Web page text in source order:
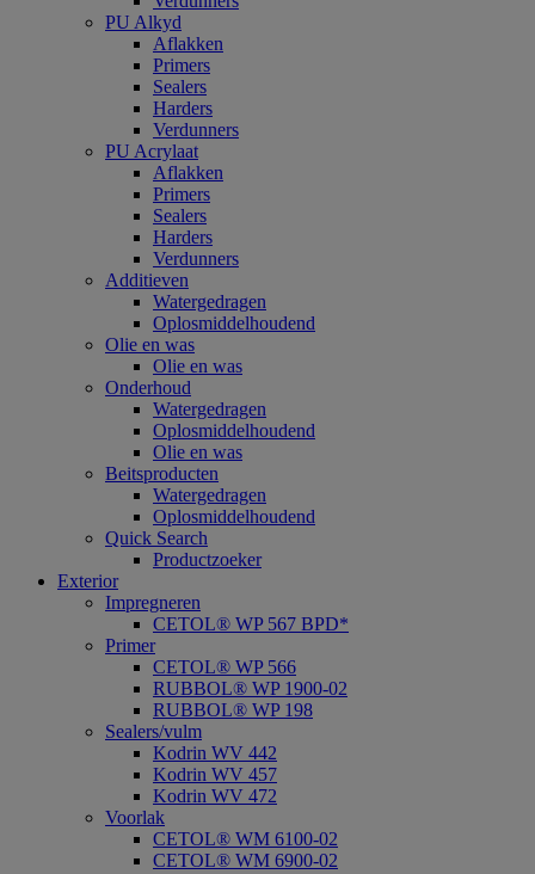
PU Alkyd
Aflakken
Primers
Sealers
Harders
Verdunners
PU Acrylaat
Aflakken
Primers
Sealers
Harders
Verdunners
Additieven
Watergedragen
Oplosmiddelhoudend
Olie en was
Olie en was
Onderhoud
Watergedragen
Oplosmiddelhoudend
Olie en was
Beitsproducten
Watergedragen
Oplosmiddelhoudend
Quick Search
Productzoeker
Exterior
Impregneren
CETOL® WP 567 BPD*
Primer
CETOL® WP 566
RUBBOL® WP 1900-02
RUBBOL® WP 198
Sealers/vulm
Kodrin WV 442
Kodrin WV 457
Kodrin WV 472
Voorlak
CETOL® WM 6100-02
CETOL® WM 6900-02